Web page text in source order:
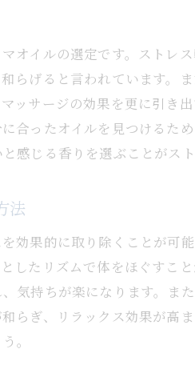
マッサージで心地よい日常を実
ッサージによる日常の癒し効
日常を支えるアロマ活用法
ッサージで毎日を快適に過
活用した心地よい生活スタ
オイルの選定です。ストレ
らげると言われています。
ッサージの効果を更に引き
合ったオイルを見つけるた
感じる香りを選ぶことがスト
法
効果的に取り除くことが可
したリズムで体をほぐすこ
気持ちが楽になります。ま
らぎ、リラックス効果が高
。